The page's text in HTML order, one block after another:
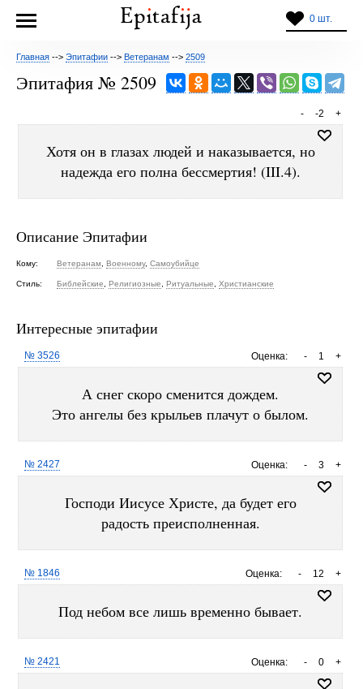
0 шт.
Главная --> Эпитафии --> Ветеранам --> 2509
Эпитафия № 2509
+
-2
-
Хотя он в глазах людей и наказывается, но
надежда его полна бессмертия! (III.4).
Описание Эпитафии
Кому: Ветеранам Военному, Самоубийце
Стиль: Библейские Религиозные Ритуальные Христианские
Интересные эпитафии
Оценка: +
1
-
№ 3526
А снег скоро сменится дождем.
Это ангелы без крыльев плачут о былом.
Оценка: +
3
-
№ 2427
Господи Иисусе Христе, да будет его
радость преисполненная.
Оценка: +
12
-
№ 1846
Под небом все лишь временно бывает.
Оценка: +
0
-
№ 2421